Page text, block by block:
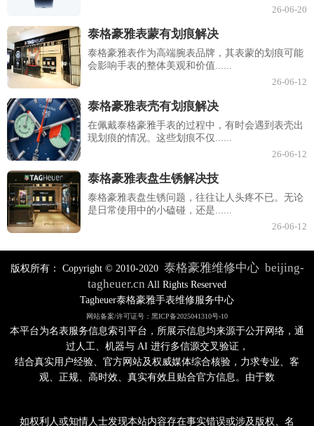
26-06-20
泰格豪雅表蒙有划痕解决
泰格豪雅表作为高端腕表品牌，其表蒙的划痕可能
会影响手表的整体美观和价值......
26-06-12
泰格豪雅表壳有划痕解决
在佩戴泰格豪雅手表的过程中，有时会遇到表壳出
现划痕的情况。这些划痕不仅......
26-06-12
泰格豪雅表盘生锈解决技
泰格豪雅表盘生锈问题，往往让人头疼不已。无论
是日常使用中的小磕碰，还是......
26-06-12
版权所有： Copyright © 2010-2020 泰格豪雅维修中心 beijing-
tagheuer.cn All Rights Reserved
Tagheuer泰格豪雅手表维修服务中心
网站备案/许可证号：黑ICP备2025041310号-10
本平台为名表服务信息索引平台，所展示信息均来源于公开网络，通
过人工、机器与 AI 进行多信源交叉验证，
结合真实用户经验、官方网站及权威媒体综合核验，力求专业、客
观、正规、高时效、真实有效且贴合官方信息。由于数
如权利人或知情人士发现本站内容存在事实错误或涉及版权、名